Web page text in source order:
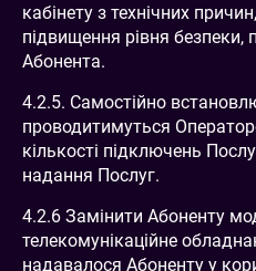
кабінету з технічних
підвищення рівня
Абонента.
4.2.5. Самостійно
проводитимуться
кількості підключень
надання Послуг.
4.2.6 Замінити Абоненту
телекомунікаційне
надавалося Абоненту у